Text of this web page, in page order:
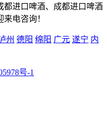
都进口啤酒、成都进口啤酒
电咨询！
州 德阳 绵阳 广元 遂宁 内
号-1